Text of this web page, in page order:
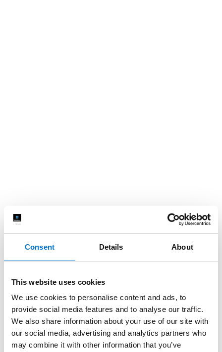
Consent Details About
This website uses cookies
We use cookies to personalise content and ads, to
provide social media features and to analyse our traffic.
We also share information about your use of our site with
our social media, advertising and analytics partners who
may combine it with other information that you’ve